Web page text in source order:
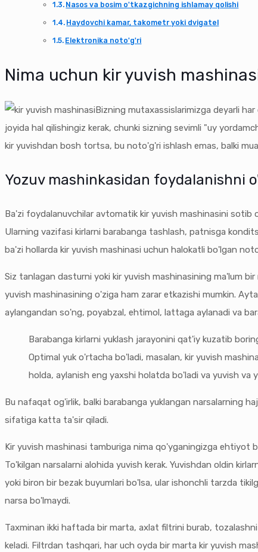
Nasos va bosim o'tkazgichning ishlamay qolishi
Haydovchi kamar, takometr yoki dvigatel
Elektronika noto'g'ri
Nima uchun kir yuvish
Bizning mutaxassislarimizga deyarli
joyida hal qilishingiz kerak, chunki sizning sevimli "uy
kir yuvishdan bosh tortsa, bu noto'g'ri ishlash emas, balki
Yozuv mashinkasidan foydalanishni
Ba'zi foydalanuvchilar avtomatik kir yuvish mashinasini sotib
Ularning vazifasi kirlarni barabanga tashlash, patnisga
ba'zi hollarda kir yuvish mashinasi uchun halokatli bo'lgan
Siz tanlagan dasturni yoki kir yuvish mashinasining ma'lum
yuvish mashinasining o'ziga ham zarar etkazishi mumkin.
aylangandan so'ng, poyabzal, ehtimol, lattaga aylanadi va
Barabanga kirlarni yuklash jarayonini qat'iy kuzatib
Optimal yuk o'rtacha bo'ladi, masalan, kir yuvish
holda, aylanish eng yaxshi holatda bo'ladi va yuvish
Bu nafaqat og'irlik, balki barabanga yuklangan narsalarning
sifatiga katta ta'sir qiladi.
Kir yuvish mashinasi tamburiga nima qo'yganingizga ehtiyot
To'kilgan narsalarni alohida yuvish kerak. Yuvishdan oldin
yoki biron bir bezak buyumlari bo'lsa, ular ishonchli tarzda
narsa bo'lmaydi.
Taxminan ikki haftada bir marta, axlat filtrini burab,
keladi. Filtrdan tashqari, har uch oyda bir marta kir yuvish